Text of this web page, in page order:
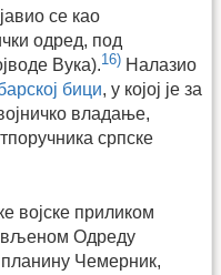
се као
одред, под
Вука).16) Налазио
бици, у којој је за
владање,
српске
војске приликом
Одреду
планину Чемерник,